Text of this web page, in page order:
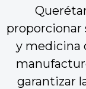
proporcionar
y medicina
garantizar